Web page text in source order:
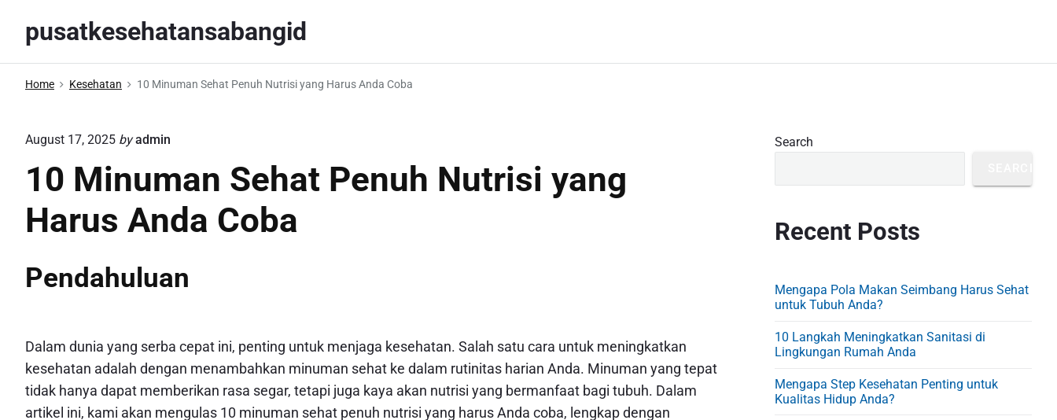
pusatkesehatansabangid
Home Kesehatan 10 Minuman Sehat Penuh Nutrisi yang Harus Anda Coba
August 17, 2025 by admin
10 Minuman Sehat Penuh Nutrisi yang
Harus Anda Coba
Pendahuluan
Dalam dunia yang serba cepat ini, penting untuk menjaga kesehatan. Salah satu cara untuk meningkatkan
kesehatan adalah dengan menambahkan minuman sehat ke dalam rutinitas harian Anda. Minuman yang tepat
tidak hanya dapat memberikan rasa segar, tetapi juga kaya akan nutrisi yang bermanfaat bagi tubuh. Dalam
artikel ini, kami akan mengulas 10 minuman sehat penuh nutrisi yang harus Anda coba, lengkap dengan
Search
Recent Posts
Mengapa Pola Makan Seimbang Harus Sehat
untuk Tubuh Anda?
10 Langkah Meningkatkan Sanitasi di
Lingkungan Rumah Anda
Mengapa Step Kesehatan Penting untuk
Kualitas Hidup Anda?